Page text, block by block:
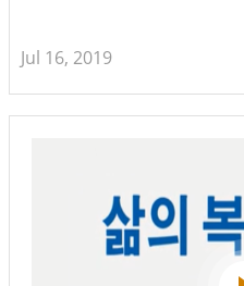
Jul 16, 2019